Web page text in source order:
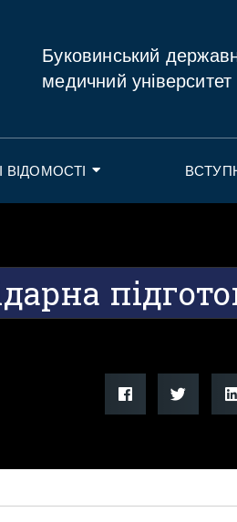
Буковинський
медичний університет
ВІДОМОСТІ